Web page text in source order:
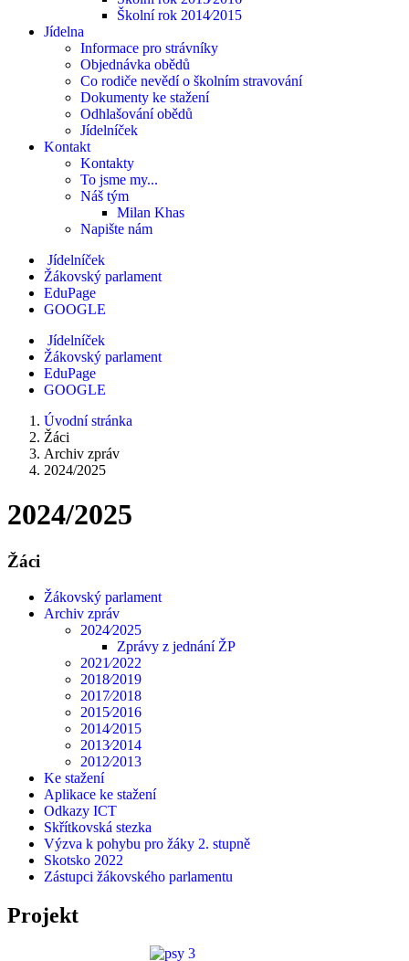
Školní rok 2014⁄2015
Jídelna
Informace pro strávníky
Objednávka obědů
Co rodiče nevědí o školním stravování
Dokumenty ke stažení
Odhlašování obědů
Jídelníček
Kontakt
Kontakty
To jsme my...
Náš tým
Milan Khas
Napište nám
Jídelníček
Žákovský parlament
EduPage
GOOGLE
Jídelníček
Žákovský parlament
EduPage
GOOGLE
Úvodní stránka
Žáci
Archiv zpráv
2024/2025
2024/2025
Žáci
Žákovský parlament
Archiv zpráv
2024⁄2025
Zprávy z jednání ŽP
2021⁄2022
2018⁄2019
2017⁄2018
2015⁄2016
2014⁄2015
2013⁄2014
2012⁄2013
Ke stažení
Aplikace ke stažení
Odkazy ICT
Skřítkovská stezka
Výzva k pohybu pro žáky 2. stupně
Skotsko 2022
Zástupci žákovského parlamentu
Projekt